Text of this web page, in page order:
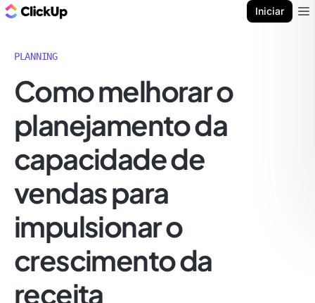
Iniciar
PLANNING
Como melhorar o
planejamento da
capacidade de
vendas para
impulsionar o
crescimento da
receita